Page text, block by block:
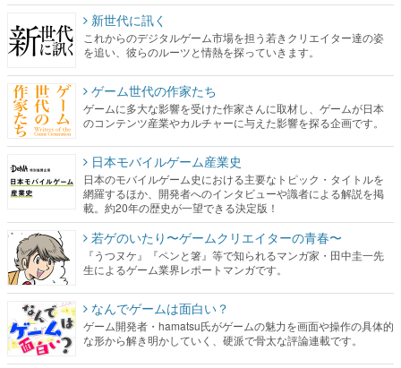
新世代に訊く
これからのデジタルゲーム市場を担う若きクリエイター達の姿
を追い、彼らのルーツと情熱を探っていきます。
ゲーム世代の作家たち
ゲームに多大な影響を受けた作家さんに取材し、ゲームが日本
のコンテンツ産業やカルチャーに与えた影響を探る企画です。
日本モバイルゲーム産業史
日本のモバイルゲーム史における主要なトピック・タイトルを
網羅するほか、開発者へのインタビューや識者による解説を掲
載。約20年の歴史が一望できる決定版！
若ゲのいたり〜ゲームクリエイターの青春〜
『うつヌケ』『ペンと箸』等で知られるマンガ家・田中圭一先
生によるゲーム業界レポートマンガです。
なんでゲームは面白い？
ゲーム開発者・hamatsu氏がゲームの魅力を画面や操作の具体的
な形から解き明かしていく、硬派で骨太な評論連載です。